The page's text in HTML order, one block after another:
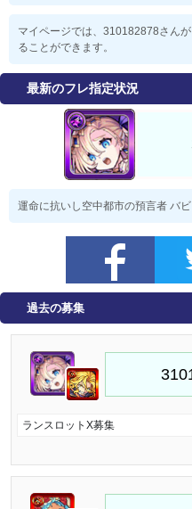
マイページでは、310182878さん
ることができます。
最新のフレ指定状況
運命に抗いし空中都市の預言者 バ
過去の募集
ランスロットX募集